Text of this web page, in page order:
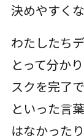
決めやすく
わたしたち
とって分か
スクを完了
といった言
はなかった